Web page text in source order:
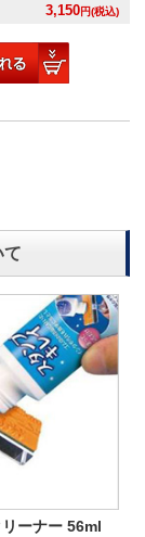
3,150円(税込)
て
ーナー 56ml